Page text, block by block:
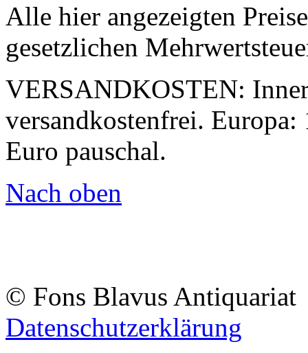
Alle hier angezeigten
gesetzlichen
VERSANDKOSTEN:
versandkostenfrei.
Euro pauschal.
Nach oben
© Fons Blavus
Datenschutzerklärung